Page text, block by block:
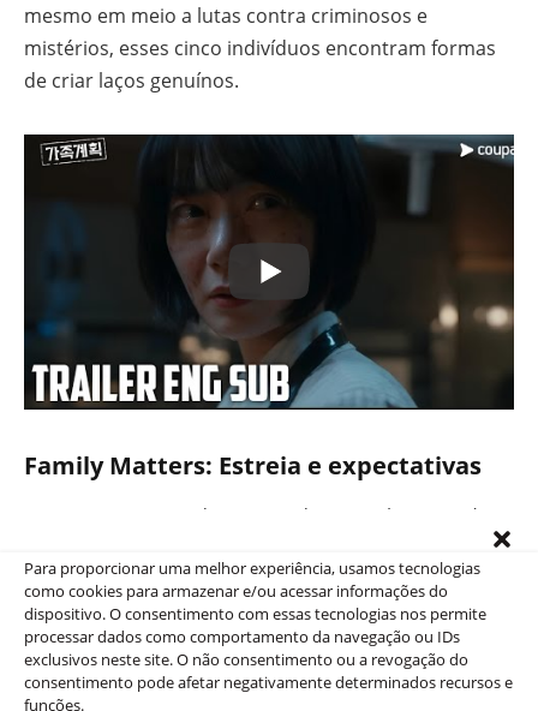
Para proporcionar uma melhor experiência, usamos tecnologias
como cookies para armazenar e/ou acessar informações do
dispositivo. O consentimento com essas tecnologias nos permite
processar dados como comportamento da navegação ou IDs
exclusivos neste site. O não consentimento ou a revogação do
consentimento pode afetar negativamente determinados recursos e
funções.
mesmo em meio a lutas contra criminosos e
mistérios, esses cinco indivíduos encontram formas
de criar laços genuínos.
Family Matters: Estreia e expectativas
marcada para 29 de novembro,
Family
dose inesperada de humor negro. O elenco estelar e
a direção envolvente indicam que a série será um
marco entre os K-dramas de 2024, trazendo à tona
questões sobre o que realmente define uma família.